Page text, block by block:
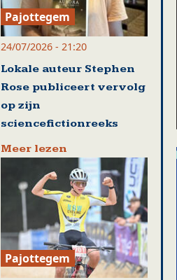
Pajottegem
24/07/2026 - 21:20
Lokale auteur Stephen
Rose publiceert vervolg
op zijn
sciencefictionreeks
Meer lezen
Pajottegem